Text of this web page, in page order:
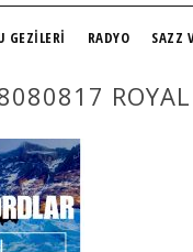
GEZİLERİ RADYO SAZZ